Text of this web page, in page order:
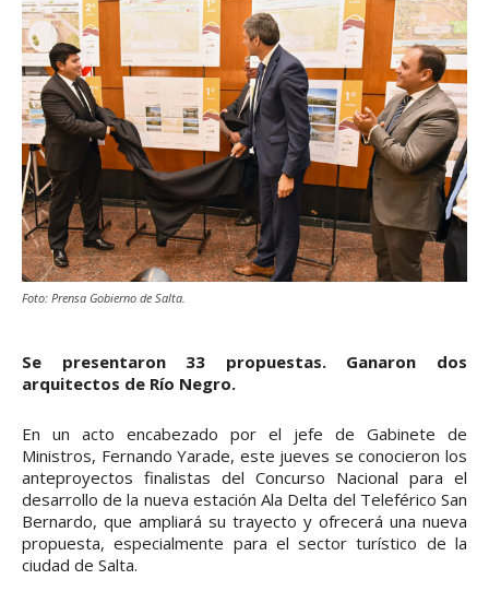
Foto: Prensa Gobierno de Salta.
Se presentaron 33 propuestas. Ganaron dos
arquitectos de Río Negro.
En un acto encabezado por el jefe de Gabinete de
Ministros, Fernando Yarade, este jueves se conocieron los
anteproyectos finalistas del Concurso Nacional para el
desarrollo de la nueva estación Ala Delta del Teleférico San
Bernardo, que ampliará su trayecto y ofrecerá una nueva
propuesta, especialmente para el sector turístico de la
ciudad de Salta.